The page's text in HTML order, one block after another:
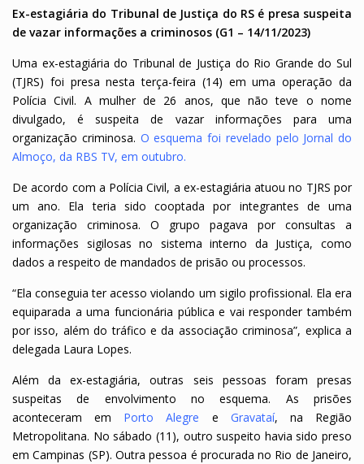
Ex-estagiária do Tribunal de Justiça do RS é presa suspeita
de vazar informações a criminosos (G1 – 14/11/2023)
Uma ex-estagiária do Tribunal de Justiça do Rio Grande do Sul
(TJRS) foi presa nesta terça-feira (14) em uma operação da
Polícia Civil. A mulher de 26 anos, que não teve o nome
divulgado, é suspeita de vazar informações para uma
organização criminosa. O esquema foi revelado pelo Jornal do
Almoço, da RBS TV, em outubro.
De acordo com a Polícia Civil, a ex-estagiária atuou no TJRS por
um ano. Ela teria sido cooptada por integrantes de uma
organização criminosa. O grupo pagava por consultas a
informações sigilosas no sistema interno da Justiça, como
dados a respeito de mandados de prisão ou processos.
“Ela conseguia ter acesso violando um sigilo profissional. Ela era
equiparada a uma funcionária pública e vai responder também
por isso, além do tráfico e da associação criminosa”, explica a
delegada Laura Lopes.
Além da ex-estagiária, outras seis pessoas foram presas
suspeitas de envolvimento no esquema. As prisões
aconteceram em Porto Alegre e Gravataí, na Região
Metropolitana. No sábado (11), outro suspeito havia sido preso
em Campinas (SP). Outra pessoa é procurada no Rio de Janeiro,